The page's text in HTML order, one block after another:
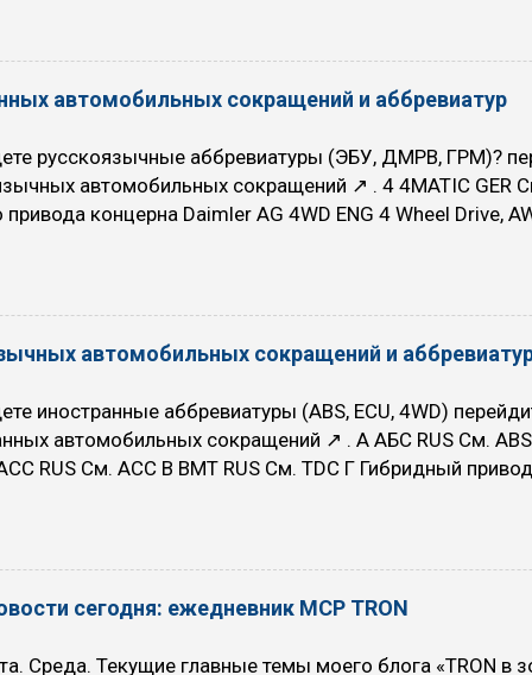
на эффективность и реализацию в материальном
этический интроверт, ИЭИ. ENFJ, Наставник, Гамлет,
знаменитостей 4 квадры , к которой относятся:
Логико-сенсорный экстраверт, ЛСЭ. INFJ, Гуманист,
интроверт, ЭИИ. ENFP, Сове...
автомобильных сокращений и аббревиатур
русскоязычные аббревиатуры (ЭБУ, ДМРВ, ГРМ)?
автомобильных сокращений ↗ . 4 4MATIC GER
привода концерна Daimler AG 4WD ENG 4 Wheel Drive,
— Кондиционер A/D ENG Analog/Digital — Аналог/
крюк прицепа AAV ENG Auxiliary Air Valve — Клапан
часть ABD GER Abnehmbare Dach — Съемная крыша ABS
Антиблокировочная система ACC ENG Active
автомобильных сокращений и
иностранные аббревиатуры (ABS, ECU, 4WD)
автомобильных сокращений ↗ . А АБС RUS См.
RUS См. ACC В ВМТ RUS См. TDC Г Гибридный
с аккумуляторной батареей ГРМ RUS
TPS ДПКВ RUS Датчик Положения Коленчатого Вала
сегодня: ежедневник MCP TRON
Среда. Текущие главные темы моего блога «TRON в